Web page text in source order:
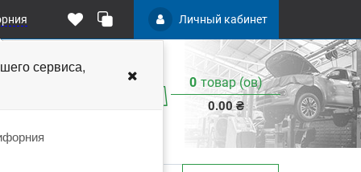
сервиса,
Личный кабинет
0 товар (ов)
0.00 ₴